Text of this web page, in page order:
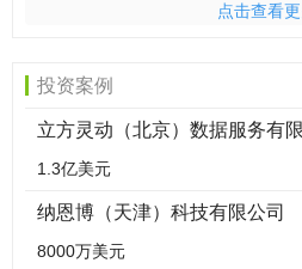
点击查看
投资案例
立方灵动（北京）数据服务有
1.3亿美元
纳恩博（天津）科技有限公司
8000万美元